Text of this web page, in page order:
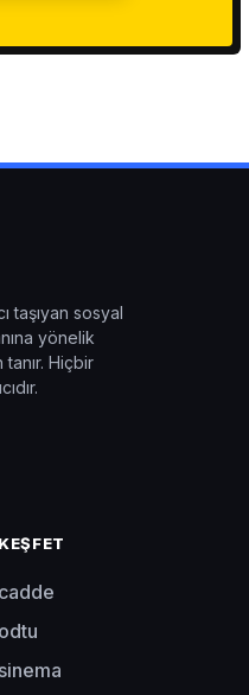
taşıyan sosyal
yönelik
Hiçbir
KEŞFET
cadde
odtu
sinema